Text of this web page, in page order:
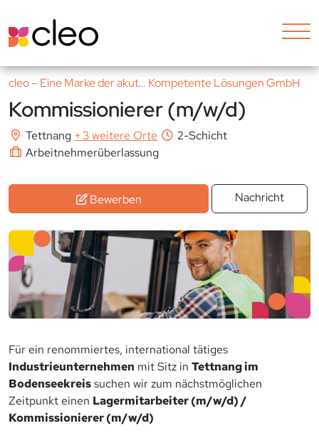
cleo – Eine Marke der akut… Kompetente Lösungen GmbH
Kommissionierer (m/w/d)
Tettnang +3 weitere Orte
2-Schicht
Arbeitnehmerüberlassung
Bewerben Nachricht
Für ein renommiertes, international tätiges
Industrieunternehmen mit Sitz in Tettnang im
Bodenseekreissuchen wir zum nächstmöglichen
Zeitpunkt einen Lagermitarbeiter (m/w/d) /
Kommissionierer (m/w/d)